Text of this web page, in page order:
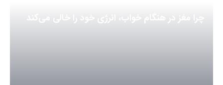
چرا مغز در هنگام خواب، انرژی خود را خالی می‌کند